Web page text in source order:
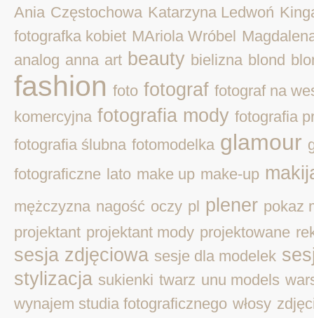
Ania Częstochowa Katarzyna Ledwoń
fotografka kobiet MAriola Wróbel
analog anna art beauty bielizna blond
fashion foto fotograf fotograf na
komercyjna fotografia mody fotografia
fotografia ślubna fotomodelka glamour
fotograficzne lato make up make-up
mężczyzna nagość oczy pl plener pokaz
projektant projektant mody projektowane
sesja zdjęciowa sesje dla modelek
stylizacja sukienki twarz unu models
wynajem studia fotograficznego włosy